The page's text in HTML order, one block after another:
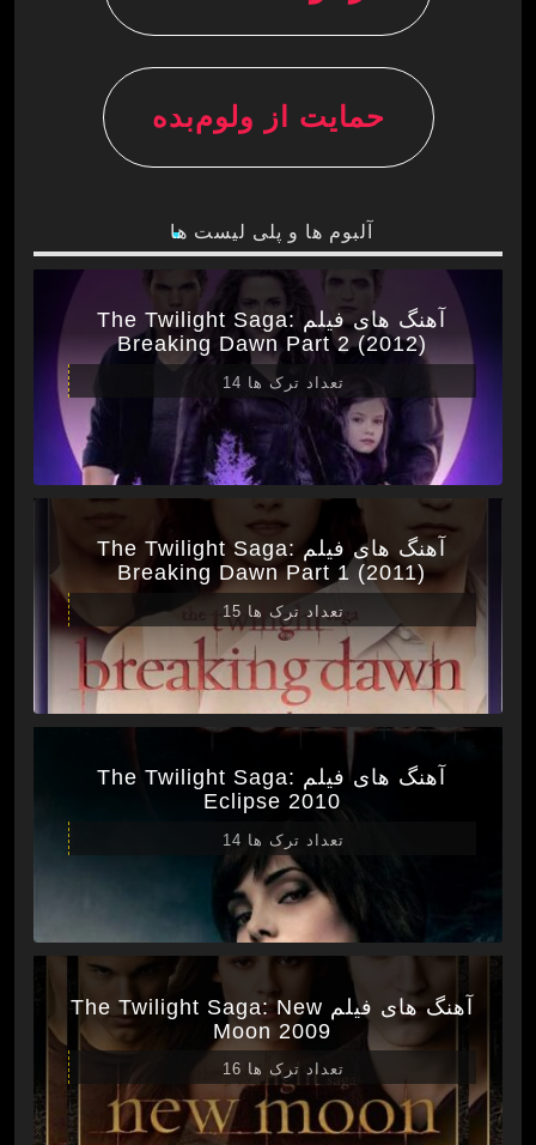
حمایت از ولوم‌بده
آلبوم ها و پلی لیست ها
آهنگ های فیلم The Twilight Saga:
Breaking Dawn Part 2 (2012)
تعداد ترک ها 14
آهنگ های فیلم The Twilight Saga:
Breaking Dawn Part 1 (2011)
تعداد ترک ها 15
آهنگ های فیلم The Twilight Saga:
Eclipse 2010
تعداد ترک ها 14
آهنگ های فیلم The Twilight Saga: New
Moon 2009
تعداد ترک ها 16